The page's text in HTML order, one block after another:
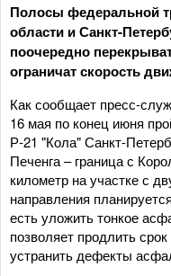
Полосы федеральной
области и Санкт-
поочередно
ограничат скорость
Как сообщает пресс-
16 мая по конец июня
Р-21 "Кола" Санкт-
Печенга – граница с
километр на участке с
направления
есть уложить тонкое
позволяет продлить
устранить дефекты